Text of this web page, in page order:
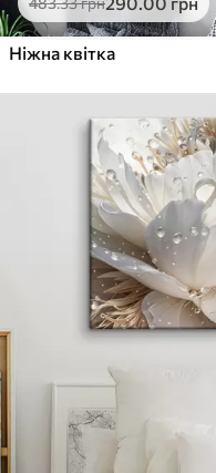
Ніжна квітка